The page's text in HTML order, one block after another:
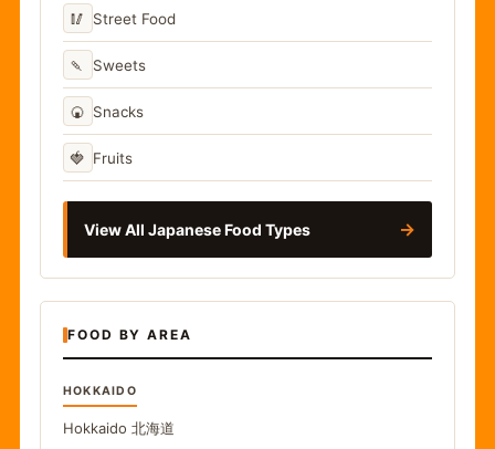
🥢 Street Food
🍡 Sweets
🍘 Snacks
🍓 Fruits
View All Japanese Food Types →
FOOD BY AREA
HOKKAIDO
Hokkaido 北海道